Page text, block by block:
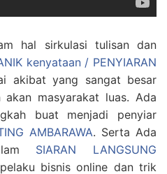
hal sirkulasi tulisan dan
kenyataan / PENYIARAN
akibat yang sangat besar
masyarakat luas. Ada
buat menjadi penyiar
AMBARAWA. Serta Ada
SIARAN LANGSUNG
bisnis online dan trik